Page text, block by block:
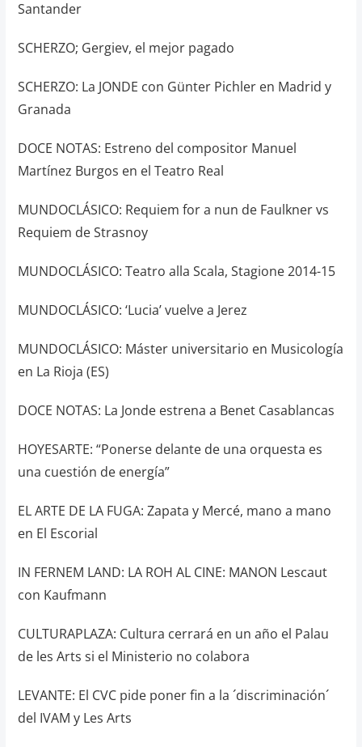
Santander
SCHERZO; Gergiev, el mejor pagado
SCHERZO: La JONDE con Günter Pichler en Madrid y
Granada
DOCE NOTAS: Estreno del compositor Manuel
Martínez Burgos en el Teatro Real
MUNDOCLÁSICO: Requiem for a nun de Faulkner vs
Requiem de Strasnoy
MUNDOCLÁSICO: Teatro alla Scala, Stagione 2014-15
MUNDOCLÁSICO: ‘Lucia’ vuelve a Jerez
MUNDOCLÁSICO: Máster universitario en Musicología
en La Rioja (ES)
DOCE NOTAS: La Jonde estrena a Benet Casablancas
HOYESARTE: “Ponerse delante de una orquesta es
una cuestión de energía”
EL ARTE DE LA FUGA: Zapata y Mercé, mano a mano
en El Escorial
IN FERNEM LAND: LA ROH AL CINE: MANON Lescaut
con Kaufmann
CULTURAPLAZA: Cultura cerrará en un año el Palau
de les Arts si el Ministerio no colabora
LEVANTE: El CVC pide poner fin a la ´discriminación´
del IVAM y Les Arts